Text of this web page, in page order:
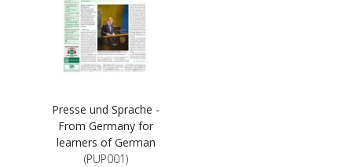
Presse und Sprache -
From Germany for
learners of German
(PUP001)